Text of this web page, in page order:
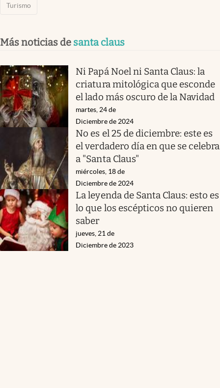
Turismo
Más noticias de santa claus
Ni Papá Noel ni Santa Claus: la
criatura mitológica que esconde
el lado más oscuro de la Navidad
martes, 24 de
Diciembre de 2024
No es el 25 de diciembre: este es
el verdadero día en que se celebra
a "Santa Claus"
miércoles, 18 de
Diciembre de 2024
La leyenda de Santa Claus: esto es
lo que los escépticos no quieren
saber
jueves, 21 de
Diciembre de 2023